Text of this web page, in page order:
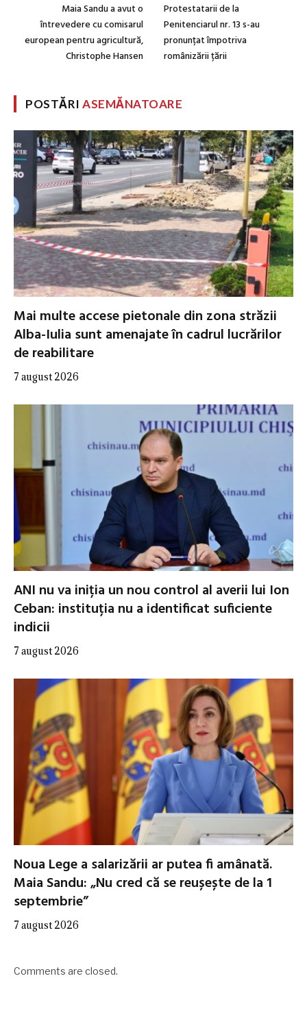
Maia Sandu a avut o
întrevedere cu comisarul
european pentru agricultură,
Christophe Hansen
Protestatarii de la
Penitenciarul nr. 13 s-au
pronunțat împotriva
românizării țării
POSTĂRIASEMĂNATOARE
Mai multe accese pietonale din zona străzii
Alba-Iulia sunt amenajate în cadrul lucrărilor
de reabilitare
7 august 2026
ANI nu va iniția un nou control al averii lui Ion
Ceban: instituția nu a identificat suficiente
indicii
7 august 2026
Noua Lege a salarizării ar putea fi amânată.
Maia Sandu: „Nu cred că se reușește de la 1
septembrie”
7 august 2026
Comments are closed.